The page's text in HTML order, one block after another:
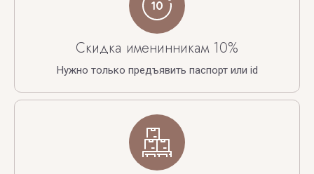
Скидка именинникам 10%
Нужно только предъявить паспорт или id